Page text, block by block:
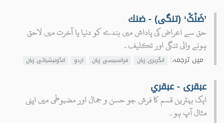
’ضَنْکْ‘ (تنگی) - ضنك
حق سے اعراض کی پاداش میں بندے کو دنیا یا آخرت میں لاحق
ہونے والی تنگی اور تکلیف۔
میں ترجمہ: انگریزی زبان فرانسیسی زبان اردو انڈونیشیائی زبان
عبقری - عبقري
ایک بہترین قسم کا فرش جو حسن و جمال اور مضبوطی میں اپنی
مثال آپ ہو۔